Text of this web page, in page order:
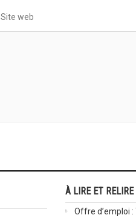
Site web
À LIRE ET RELIRE
Offre d’emploi